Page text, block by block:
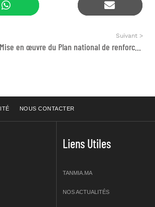
Suivant >
Mise en œuvre du Plan national de renforcement des capacités en matière d’Accès et Partage des Avantages (APA)
NOUS CONTACTER
Liens Utiles
TANMIA.MA
NOS ACTUALITÉS